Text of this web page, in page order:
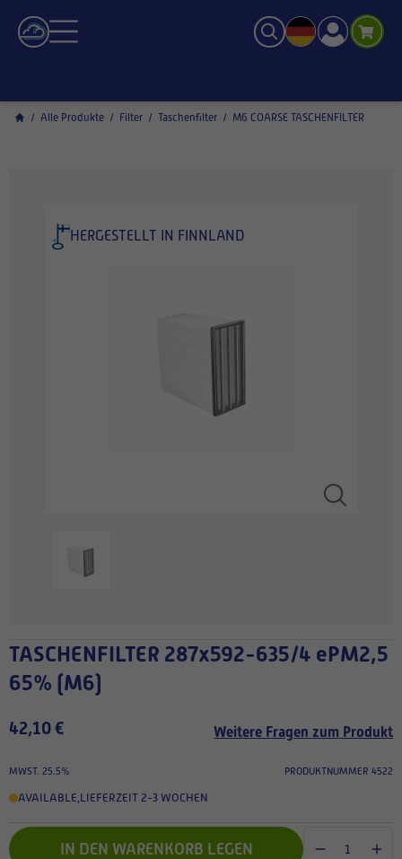
/ Alle Produkte / Filter / Taschenfilter / M6 COARSE TASCHENFILTER
HERGESTELLT IN FINNLAND
TASCHENFILTER 287x592-635/4 ePM2,5
65% (M6)
42,10 € Weitere Fragen zum Produkt
MWST. 25.5% PRODUKTNUMMER 4522
AVAILABLE,LIEFERZEIT 2-3 WOCHEN
IN DEN WARENKORB LEGEN